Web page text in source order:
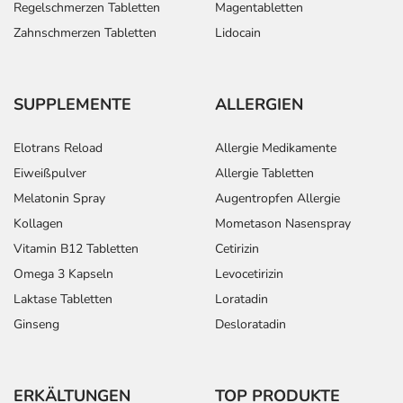
Lutschen Sie das Arzneimittel langsam oder lassen Sie es
im Mund zergehen. Legen Sie es dafür auf die Zunge. Die
Dauer der Anwendung?
Beschwerde und/oder Dauer der Erkrankung und wird
deshalb nur von Ihrem Arzt bestimmt.
Überdosierung?
Es kann zu einer Vielzahl von
Überdosierungserscheinungen kommen, unter anderem
zu Orientierungslosigkeit, Pulsbeschleunigung und
leichter Erhöhung oder Erniedrigung des Blutdrucks.
Setzen Sie sich bei dem Verdacht auf eine Überdosierung
Einnahme vergessen?
Regelschmerzen Tabletten
Zahnschmerzen Tabletten
Magentabletten
Lidocain
SUPPLEMENTE
Elotrans Reload
Eiweißpulver
Melatonin Spray
Kollagen
Vitamin B12 Tabletten
Omega 3 Kapseln
Laktase Tabletten
Ginseng
ALLERGIEN
Allergie Medikamente
Allergie Tabletten
Augentropfen Allergie
Mometason Nasenspray
Cetirizin
Levocetirizin
Loratadin
Desloratadin
ERKÄLTUNGEN TOP PRODUKTE